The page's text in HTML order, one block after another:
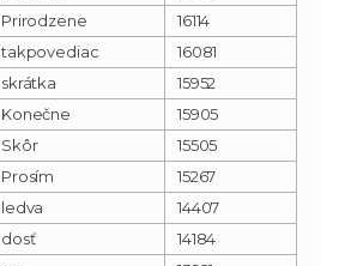
Prirodzene
16114
takpovediac
16081
skrátka
15952
Konečne
15905
Skôr
15505
Prosím
15267
ledva
14407
dosť
14184